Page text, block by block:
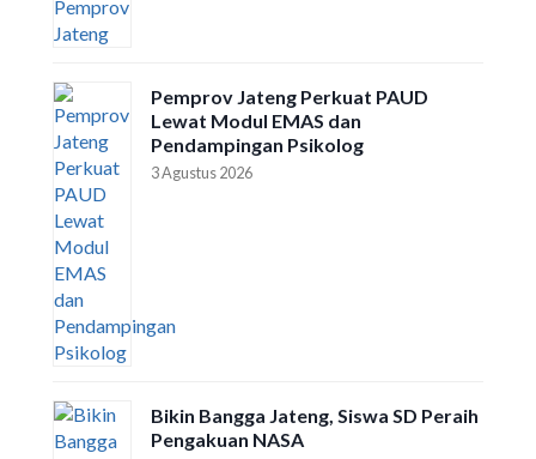
Pemprov Jateng Perkuat PAUD
Lewat Modul EMAS dan
Pendampingan Psikolog
3 Agustus 2026
Bikin Bangga Jateng, Siswa SD Peraih
Pengakuan NASA